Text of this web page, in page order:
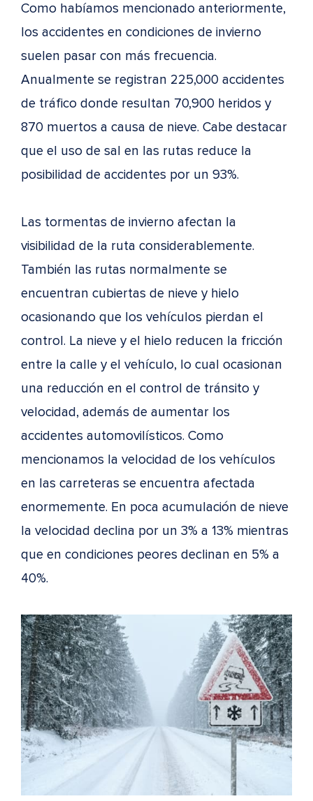
Como habíamos mencionado anteriormente,
los accidentes en condiciones de invierno
suelen pasar con más frecuencia.
Anualmente se registran 225,000 accidentes
de tráfico donde resultan 70,900 heridos y
870 muertos a causa de nieve. Cabe destacar
que el uso de sal en las rutas reduce la
posibilidad de accidentes por un 93%.
Las tormentas de invierno afectan la
visibilidad de la ruta considerablemente.
También las rutas normalmente se
encuentran cubiertas de nieve y hielo
ocasionando que los vehículos pierdan el
control. La nieve y el hielo reducen la fricción
entre la calle y el vehículo, lo cual ocasionan
una reducción en el control de tránsito y
velocidad, además de aumentar los
accidentes automovilísticos. Como
mencionamos la velocidad de los vehículos
en las carreteras se encuentra afectada
enormemente. En poca acumulación de nieve
la velocidad declina por un 3% a 13% mientras
que en condiciones peores declinan en 5% a
40%.